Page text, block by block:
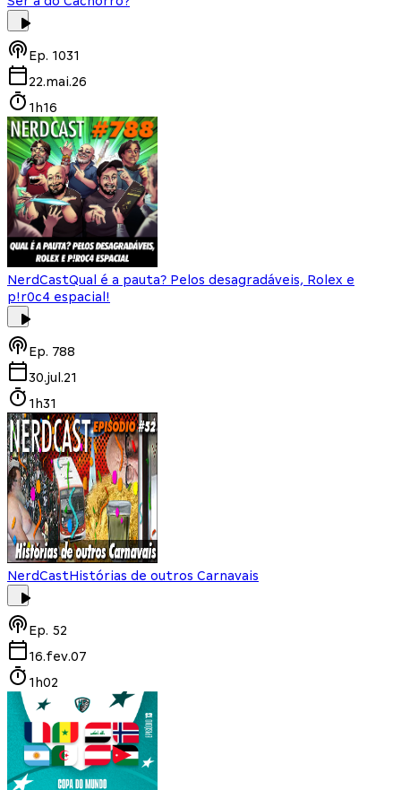
Ep. 1031
22.mai.26
1h16
NerdCastQual é a pauta? Pelos desagradáveis, Rolex e
p!r0c4 espacial!
Ep. 788
30.jul.21
1h31
NerdCastHistórias de outros Carnavais
Ep. 52
16.fev.07
1h02